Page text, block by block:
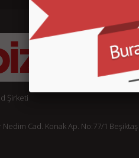
Şirketi
Cad. Konak Ap. No:77/1